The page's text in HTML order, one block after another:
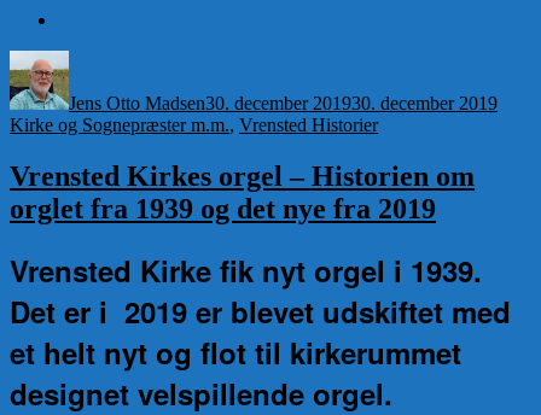
Jens Otto Madsen30. december 201930. december 2019
Kirke og Sognepræster m.m., Vrensted Historier
Vrensted Kirkes orgel – Historien om
orglet fra 1939 og det nye fra 2019
Vrensted Kirke fik nyt orgel i 1939.
Det er i 2019 er blevet udskiftet med
et helt nyt og flot til kirkerummet
designet velspillende orgel.